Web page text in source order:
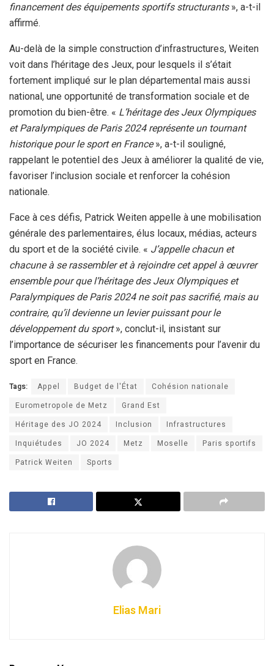
financement des équipements sportifs structurants», a-t-il
affirmé.
Au-delà de la simple construction d’infrastructures, Weiten
voit dans l’héritage des Jeux, pour lesquels il s’était
fortement impliqué sur le plan départemental mais aussi
national, une opportunité de transformation sociale et de
promotion du bien-être. « L’héritage des Jeux Olympiques
et Paralympiques de Paris 2024 représente un tournant
historique pour le sport en France», a-t-il souligné,
rappelant le potentiel des Jeux à améliorer la qualité de vie,
favoriser l’inclusion sociale et renforcer la cohésion
nationale.
Face à ces défis, Patrick Weiten appelle à une mobilisation
générale des parlementaires, élus locaux, médias, acteurs
du sport et de la société civile. « J’appelle chacun et
chacune à se rassembler et à rejoindre cet appel à œuvrer
ensemble pour que l’héritage des Jeux Olympiques et
Paralympiques de Paris 2024 ne soit pas sacrifié, mais au
contraire, qu’il devienne un levier puissant pour le
développement du sport», conclut-il, insistant sur
l’importance de sécuriser les financements pour l’avenir du
sport en France.
Tags: Appel Budget de l'État
Cohésion nationale
Eurometropole de Metz
Grand Est
Héritage des JO 2024
Inclusion
Infrastructures
Inquiétudes
JO 2024 Metz Moselle
Paris sportifs
Patrick Weiten
Sports
Elias Mari